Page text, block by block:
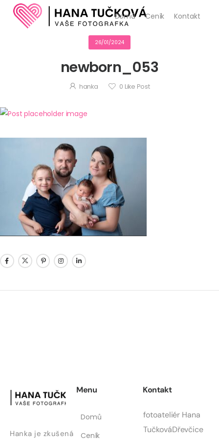
Domů Ceník Kontakt
26/01/2024
newborn_053
hanka 0 Like Post
Hanka je zkušená
Menu
Domů
Ceník
Kontakt
fotoateliér Hana
TučkováDřevčice